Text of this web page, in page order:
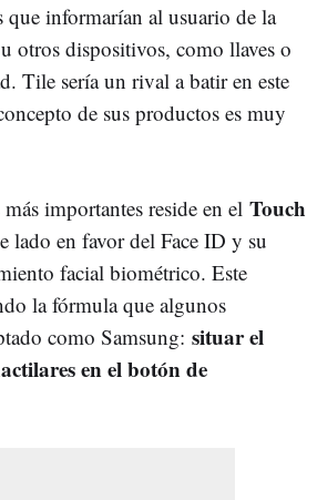
que informarían al usuario de la
otros dispositivos, como llaves o
Tile sería un rival a batir en este
de sus productos es muy
importantes reside en el Touch
lado en favor del Face ID y su
facial biométrico. Este
la fórmula que algunos
como Samsung: situar el
en el botón de